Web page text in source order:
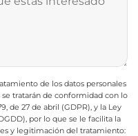
de los datos personales
tratarán de conformidad con lo
de 27 de abril (GDPR), y la Ley
por lo que se le facilita la
y legitimación del tratamiento: